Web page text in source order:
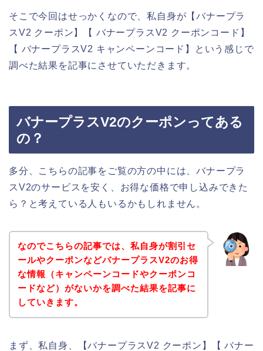
そこで今回はせっかくなので、私自身が【バナープラ
スV2 クーポン】【 バナープラスV2 クーポンコード】
【 バナープラスV2 キャンペーンコード】という感じで
調べた結果を記事にさせていただきます。
バナープラスV2のクーポンってある
の？
多分、こちらの記事をご覧の方の中には、バナープラ
スV2のサービスを安く、お得な価格で申し込みできた
ら？と考えている人もいるかもしれません。
なのでこちらの記事では、私自身が割引セ
ールやクーポンなどバナープラスV2のお得
な情報（キャンペーンコードやクーポンコ
ードなど）がないかを調べた結果を記事に
していきます。
まず、私自身、【バナープラスV2 クーポン】【 バナー